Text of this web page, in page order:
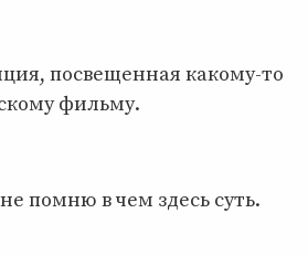
посвещенная какому-то
фильму.
помню в чем здесь суть.